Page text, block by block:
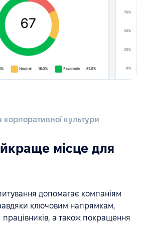
культури
місце для
допомагає компаніям
ключовим напрямкам,
а також покращення